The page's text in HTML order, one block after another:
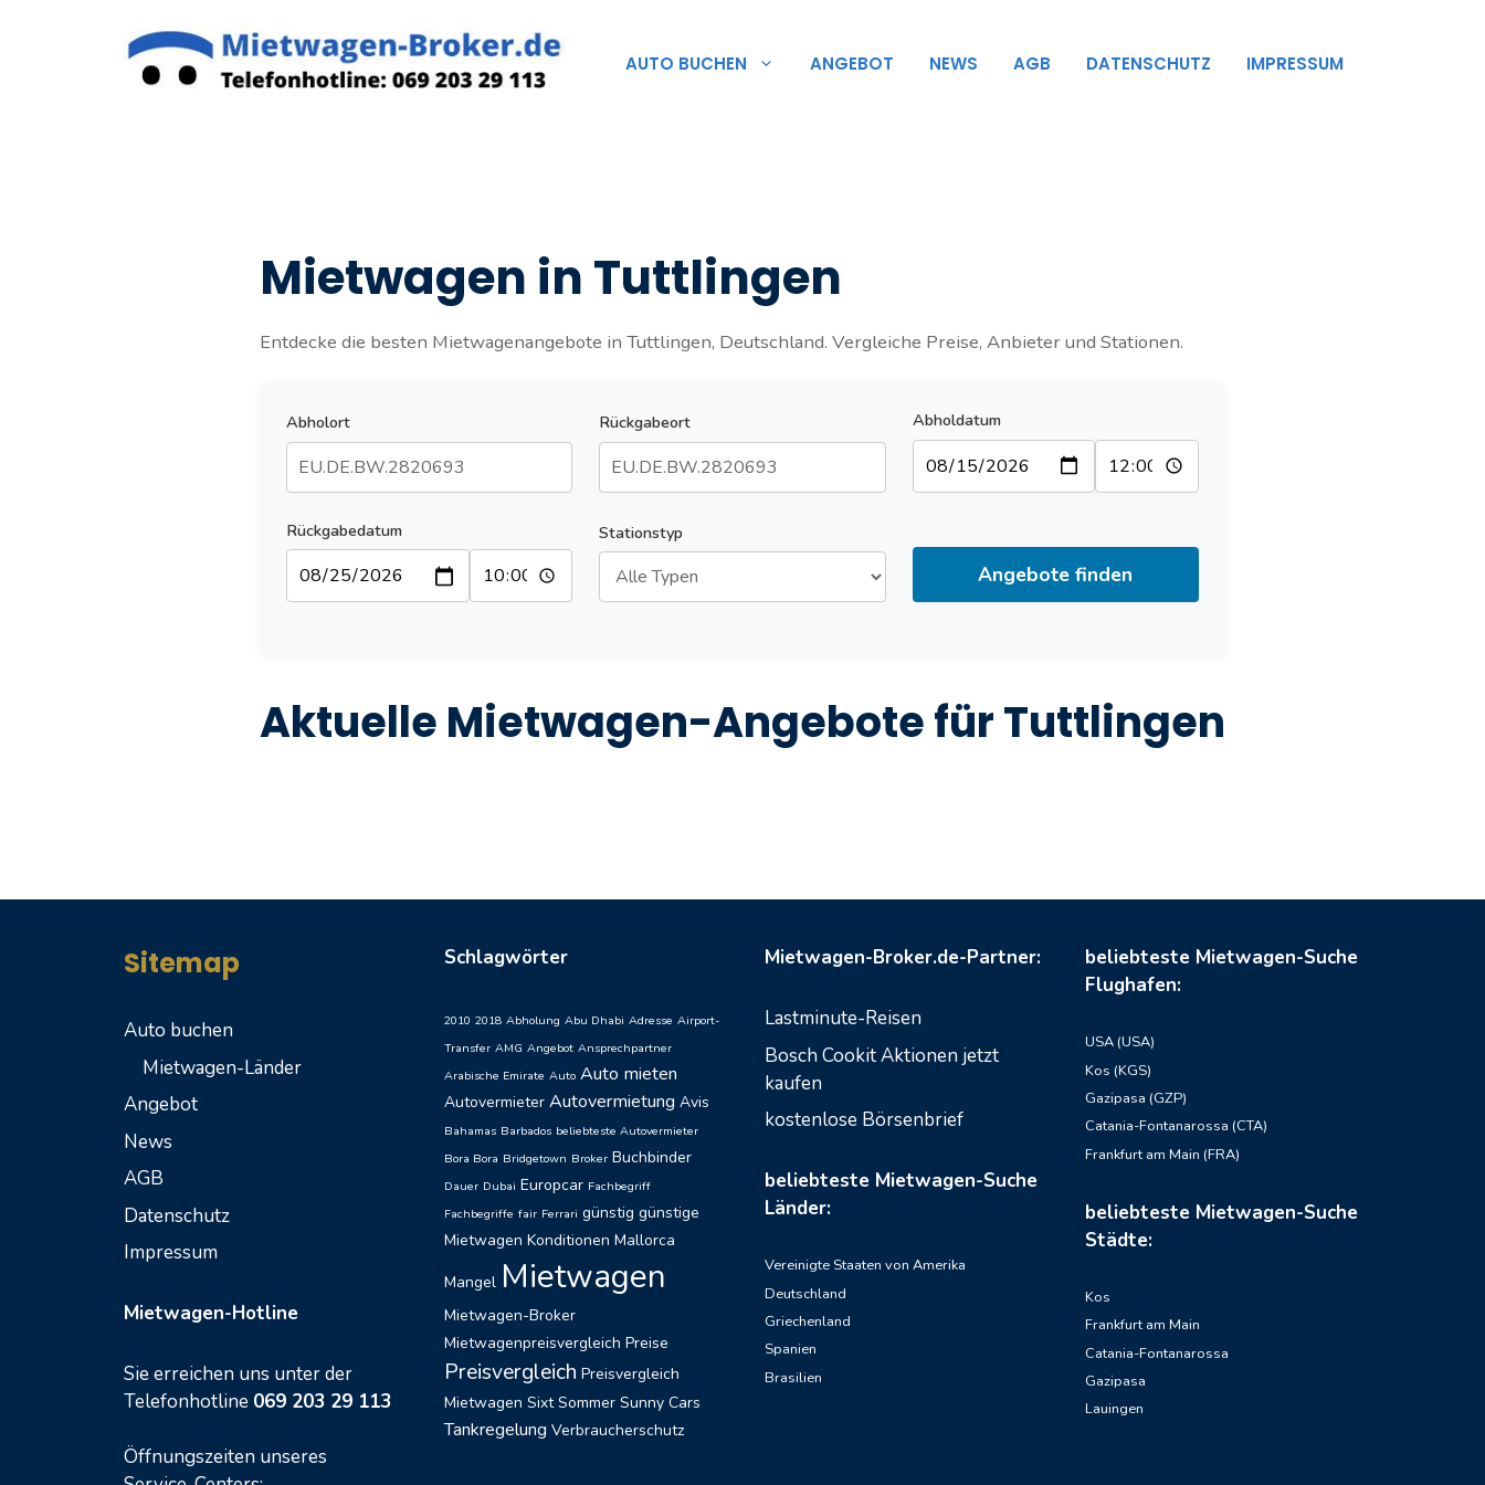
AUTO BUCHEN ANGEBOT NEWS AGB DATENSCHUTZ IMPRESSUM
Mietwagen in Tuttlingen
Entdecke die besten Mietwagenangebote in Tuttlingen, Deutschland. Vergleiche Preise, Anbieter und Stationen.
Abholort Rückgabeort Abholdatum
Rückgabedatum Stationstyp
Angebote finden
Aktuelle Mietwagen-Angebote für Tuttlingen
Sitemap
Auto buchen
Mietwagen-Länder
Angebot
News
AGB
Datenschutz
Impressum
Mietwagen-Hotline
Sie erreichen uns unter der
Telefonhotline 069 203 29 113
Öffnungszeiten unseres
Schlagwörter
2010 2018 Abholung Abu Dhabi Adresse Airport-
Transfer AMG Angebot Ansprechpartner
Arabische Emirate Auto Auto mieten
Autovermieter Autovermietung Avis
Bahamas Barbados beliebteste Autovermieter
Bora Bora Bridgetown Broker Buchbinder
Dauer Dubai Europcar Fachbegriff
Fachbegriffe fair Ferrari günstig günstige
Mietwagen Konditionen Mallorca
Mangel Mietwagen
Mietwagen-Broker
Mietwagenpreisvergleich Preise
Preisvergleich Preisvergleich
Mietwagen Sixt Sommer Sunny Cars
Tankregelung Verbraucherschutz
Mietwagen-Broker.de-Partner:
Lastminute-Reisen
Bosch Cookit Aktionen jetzt
kaufen
kostenlose Börsenbrief
beliebteste Mietwagen-Suche
Länder:
Vereinigte Staaten von Amerika
Deutschland
Griechenland
Spanien
Brasilien
beliebteste Mietwagen-Suche
Flughafen:
USA (USA)
Kos (KGS)
Gazipasa (GZP)
Catania-Fontanarossa (CTA)
Frankfurt am Main (FRA)
beliebteste Mietwagen-Suche
Städte:
Kos
Frankfurt am Main
Catania-Fontanarossa
Gazipasa
Lauingen